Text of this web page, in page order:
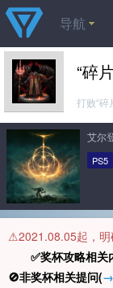
导航
“碎
打败“碎
艾尔
PS5
⚠️2021.08.05起，明
✅奖杯攻略相
🚫非奖杯相关提问(